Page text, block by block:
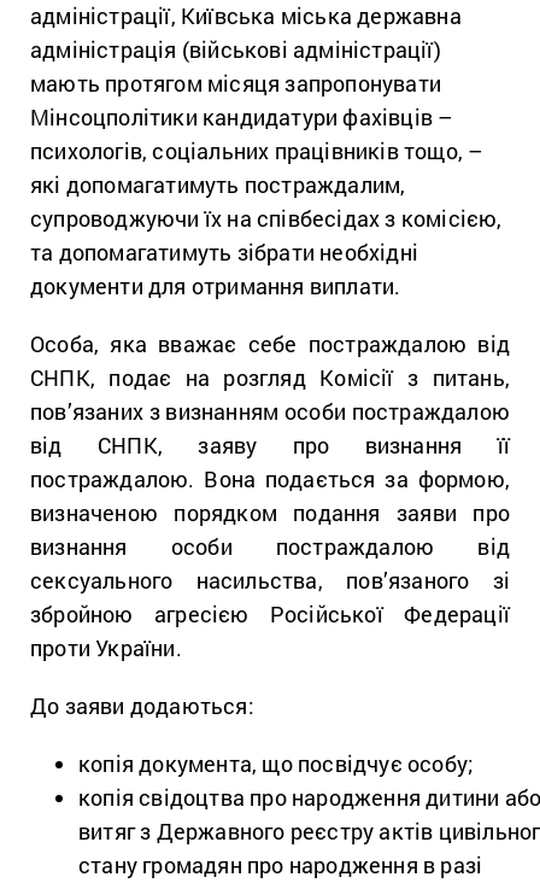
адміністрації, Київська міська державна
адміністрація (військові адміністрації)
мають протягом місяця запропонувати
Мінсоцполітики кандидатури фахівців –
психологів, соціальних працівників тощо, –
які допомагатимуть постраждалим,
супроводжуючи їх на співбесідах з комісією,
та допомагатимуть зібрати необхідні
документи для отримання виплати.
Особа, яка вважає себе постраждалою від
СНПК, подає на розгляд Комісії з питань,
пов’язаних з визнанням особи постраждалою
від СНПК, заяву про визнання її
постраждалою. Вона подається за формою,
визначеною порядком подання заяви про
визнання особи постраждалою від
сексуального насильства, пов’язаного зі
збройною агресією Російської Федерації
проти України.
До заяви додаються:
копія документа, що посвідчує особу;
копія свідоцтва про народження дитини
витяг з Державного реєстру актів
стану громадян про народження в разі